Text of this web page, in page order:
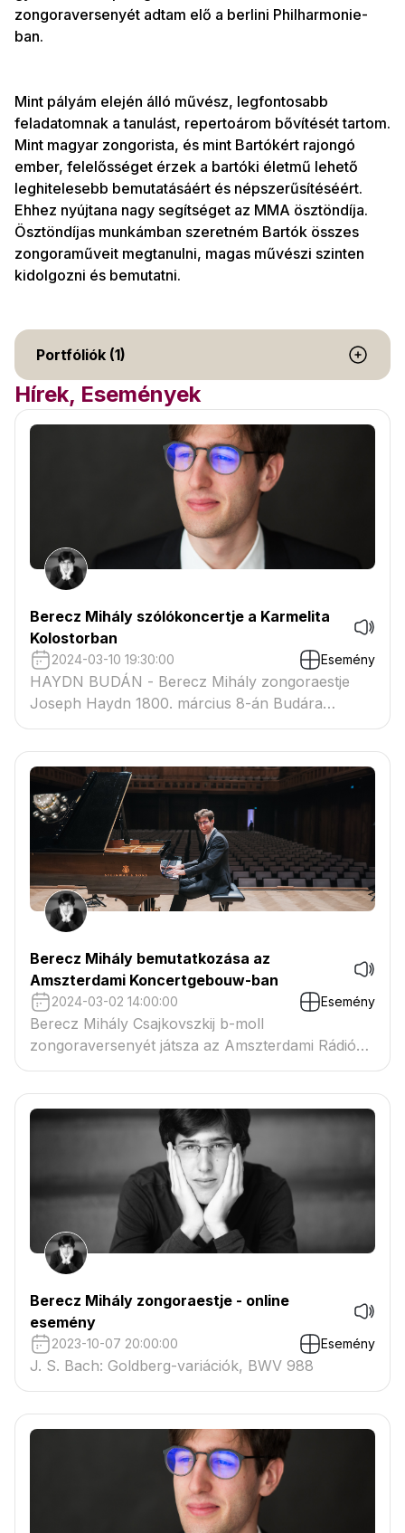
zongoraversenyét adtam elő a berlini Philharmonie-
ban.
Mint pályám elején álló művész, legfontosabb
feladatomnak a tanulást, repertoárom bővítését tartom.
Mint magyar zongorista, és mint Bartókért rajongó
ember, felelősséget érzek a bartóki életmű lehető
leghitelesebb bemutatásáért és népszerűsítéséért.
Ehhez nyújtana nagy segítséget az MMA ösztöndíja.
Ösztöndíjas munkámban szeretném Bartók összes
zongoraműveit megtanulni, magas művészi szinten
kidolgozni és bemutatni.
Portfóliók (1)
Hírek, Események
Berecz Mihály szólókoncertje a Karmelita
Kolostorban
2024-03-10 19:30:00 Esemény
HAYDN BUDÁN - Berecz Mihály zongoraestje
Joseph Haydn 1800. március 8-án Budára
látogatott: a Budavári Palota tróntermében –
Magyarországon először – A teremtés című
oratóriumát vezényelte. A zenetörténeti
jelentőségű eseménynek idén a Junior Prima díjas
Berecz Mihály zongoraestje állít emléket
Berecz Mihály bemutatkozása az
Amszterdami Koncertgebouw-ban
2024-03-02 14:00:00 Esemény
Berecz Mihály Csajkovszkij b-moll
zongoraversenyét játsza az Amszterdami Rádió
Zenekarával, Tarmo Peltokoski vezényletével az
Amsterdami Koncertgebaouw-ban
Berecz Mihály zongoraestje - online
esemény
2023-10-07 20:00:00 Esemény
J. S. Bach: Goldberg-variációk, BWV 988